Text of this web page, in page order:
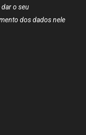
o seu
dos dados nele